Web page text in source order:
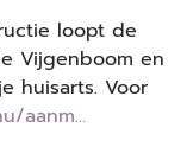
loopt de
Vijgenboom en
huisarts. Voor
aanm...